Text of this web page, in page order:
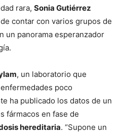
rara, Sonia Gutiérrez
contar con varios grupos de
un panorama esperanzador
, un laboratorio que
poco
ha publicado los datos de un
fármacos en fase de
hereditaria. “Supone un